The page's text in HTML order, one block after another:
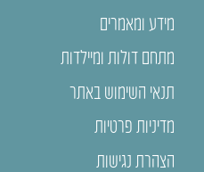
מידע ומאמרים
מתחם דולות ומיילדות
תנאי השימוש באתר
מדיניות פרטיות
הצהרת נגישות